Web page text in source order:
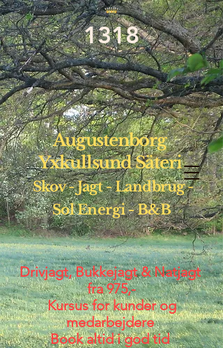
Augustenborg
Yxkullsund Säteri
Skov - Jagt - Landbrug -
SolEnergi - B&B
1318
Drivjagt, Bukkejagt & Natjagt
fra 975,-
Kursus for kunder og
medarbejdere
Book altid i god tid